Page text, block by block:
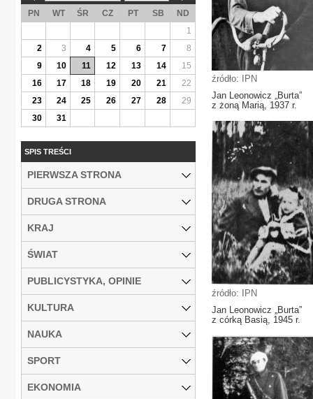
źródło: IPN
Jan Leonowicz „Burta”
z żoną Marią, 1937 r.
źródło: IPN
Jan Leonowicz „Burta”
z córką Basią, 1945 r.
PN WT ŚR CZ PT SB
ND
1
2
3 4 5 6 7
8
9
10 11 12 13 14
15
16
17 18 19 20 21
22
23
24 25 26 27 28
29
30
31
SPIS TREŚCI
PIERWSZA STRONA
DRUGA STRONA
KRAJ
ŚWIAT
PUBLICYSTYKA, OPINIE
KULTURA
NAUKA
SPORT
EKONOMIA